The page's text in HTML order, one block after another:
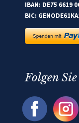
IBAN: DE75 6619
BIC:
Folgen